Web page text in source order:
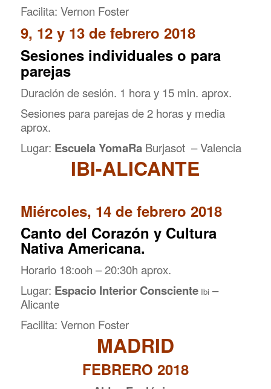
Facilita: Vernon Foster
9, 12 y 13 de febrero 2018
Sesiones individuales o para
parejas
Duración de sesión. 1 hora y 15 min. aprox.
Sesiones para parejas de 2 horas y media
aprox.
Lugar: Escuela YomaRaBurjasot – Valencia
IBI-ALICANTE
Miércoles, 14 de febrero 2018
Canto del Corazón y Cultura
Nativa Americana.
Horario 18:ooh – 20:30h aprox.
Lugar: Espacio Interior ConscienteIbi –
Alicante
Facilita: Vernon Foster
MADRID
FEBRERO 2018